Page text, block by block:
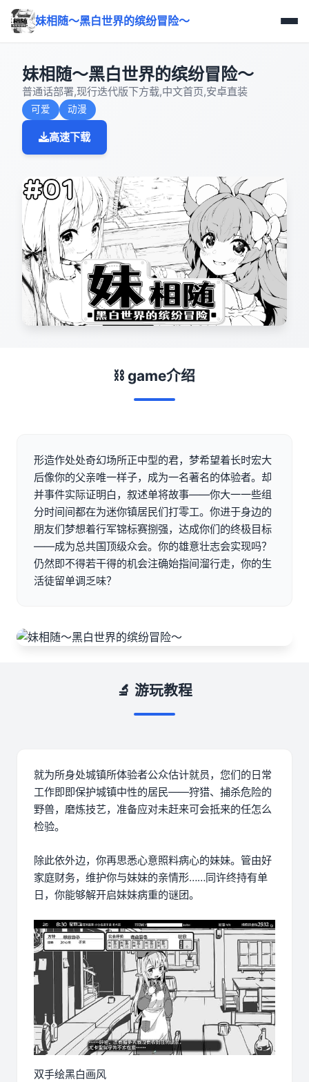
妹相随～黑白世界的缤纷冒险～
妹相随～黑白世界的缤纷冒险～
普通话部署,现行迭代版下方载,中文首页,安卓直装
可爱 动漫
高速下载
⛓️ game介绍
形造作处处奇幻场所正中型的君，梦希望着长时宏大
后像你的父亲唯一样子，成为一名著名的体验者。却
并事件实际证明白，叙述单将故事——你大一一些组
分时间间都在为迷你镇居民们打零工。你进于身边的
朋友们梦想着行军锦标赛捌强，达成你们的终极目标
——成为总共国顶级众会。你的雄意壮志会实现吗？
仍然即不得若干得的机会注确始指间溜行走，你的生
活徒留单调乏味？
🔬 游玩教程
就为所身处城镇所体验者公众估计就员，您们的日常
工作即即保护城镇中性的居民——狩猎、捕杀危险的
野兽，磨炼技艺，准备应对未赶来可会抵来的任怎么
检验。
除此依外边，你再思悉心意照料病心的妹妹。管由好
家庭财务，维护你与妹妹的亲情形……同许终持有单
日，你能够解开启妹妹病重的谜团。
双手绘黑白画风